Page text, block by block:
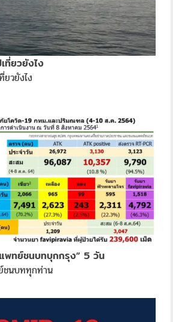
ที่ยวยังไง
ยวยังไง
พทย์ชนบทบุกกรุง” 5 วัน
ชนบททุกท่าน